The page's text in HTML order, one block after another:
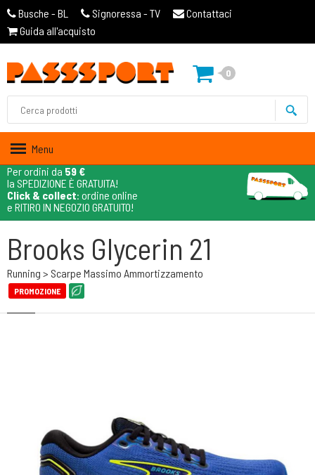
Busche - BL Signoressa - TV
Contattaci
Guida all'acquisto
0
Menu
Per ordini da 59 €
la SPEDIZIONE È GRATUITA!
Click & collect: ordine online
e RITIRO IN NEGOZIO GRATUITO!
Brooks Glycerin 21
Running > Scarpe Massimo Ammortizzamento
PROMOZIONE